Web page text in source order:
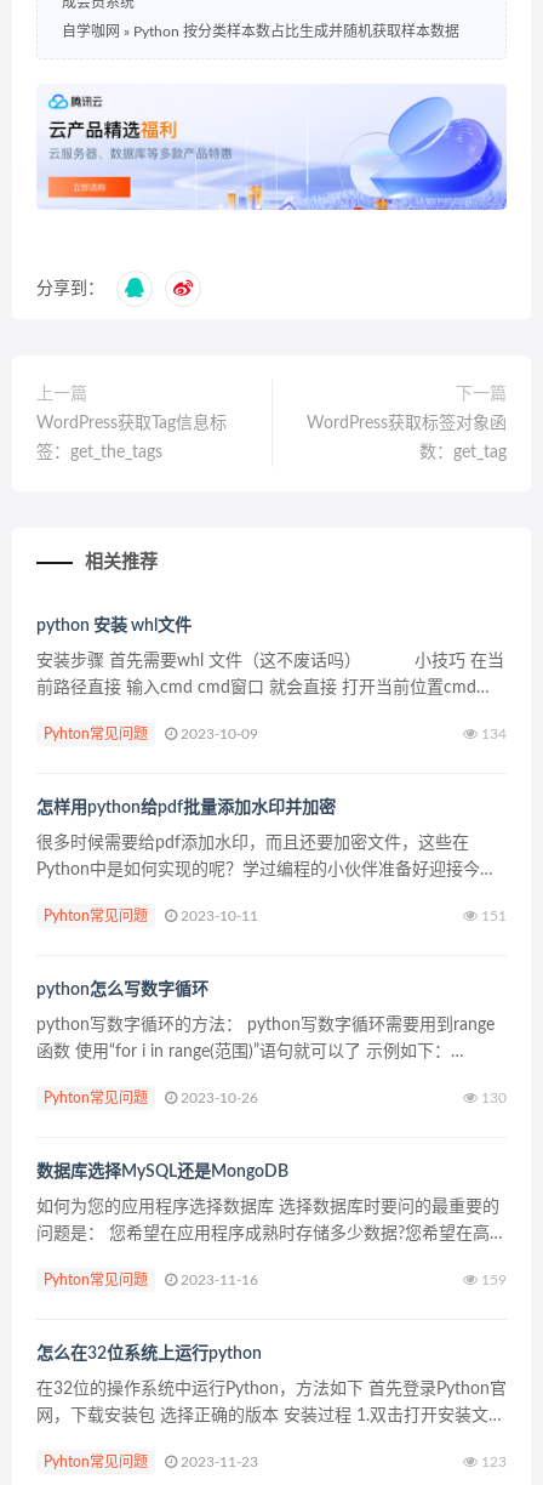
成会员系统
自学咖网 » Python 按分类样本数占比生成并随机获取样本数据
分享到：
上一篇
WordPress获取Tag信息标
签：get_the_tags
下一篇
WordPress获取标签对象函
数：get_tag
相关推荐
python 安装 whl文件
安装步骤 首先需要whl 文件（这不废话吗） 小技巧 在当
前路径直接 输入cmd cmd窗口 就会直接 打开当前位置cmd
名 ...
Pyhton常见问题 2023-10-09 134
怎样用python给pdf批量添加水印并加密
很多时候需要给pdf添加水印，而且还要加密文件，这些在
Python中是如何实现的呢？学过编程的小伙伴准备好迎接今天
Pyhton常见问题 2023-10-11 151
python怎么写数字循环
python写数字循环的方法： python写数字循环需要用到range
函数 使用“for i in range(范围)”语句就可以了 示例如下：
Pyhton常见问题 2023-10-26 130
数据库选择MySQL还是MongoDB
如何为您的应用程序选择数据库 选择数据库时要问的最重要的
问题是： 您希望在应用程序成熟时存储多少数据?您希望在高峰
伸缩性，延迟，吞吐 量和数据一致性?您的数据库架构...
Pyhton常见问题 2023-11-16 159
怎么在32位系统上运行python
在32位的操作系统中运行Python，方法如下 首先登录Python官
网，下载安装包 选择正确的版本 安装过程 1.双击打开安装文
到系统路...
Pyhton常见问题 2023-11-23 123